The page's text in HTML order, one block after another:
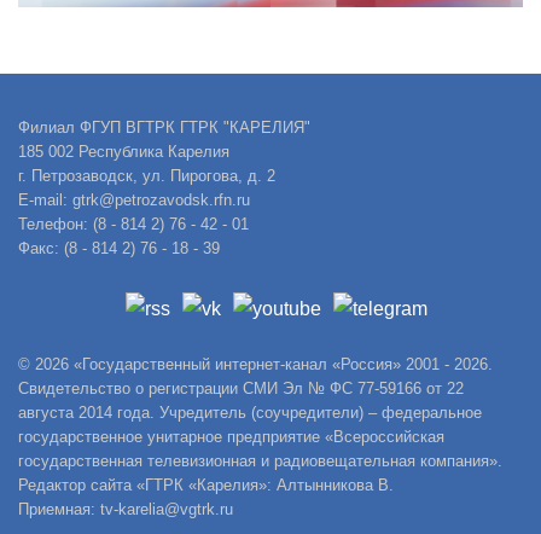
Филиал ФГУП ВГТРК ГТРК "КАРЕЛИЯ"
185 002 Республика Карелия
г. Петрозаводск, ул. Пирогова, д. 2
E-mail: gtrk@petrozavodsk.rfn.ru
Телефон: (8 - 814 2) 76 - 42 - 01
Факс: (8 - 814 2) 76 - 18 - 39
© 2026 «Государственный интернет-канал «Россия» 2001 - 2026.
Свидетельство о регистрации СМИ Эл № ФС 77-59166 от 22
августа 2014 года. Учредитель (соучредители) – федеральное
государственное унитарное предприятие «Всероссийская
государственная телевизионная и радиовещательная компания».
Редактор сайта «ГТРК «Карелия»: Алтынникова В.
Приемная: tv-karelia@vgtrk.ru